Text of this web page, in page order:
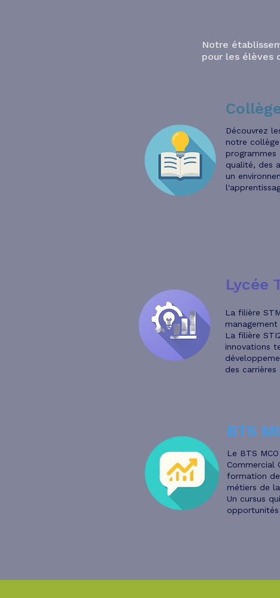
Notre
pour les élèves
Découvrez
notre
programmes
qualité, des
un
Lycée
La filière
La filière
innovations
des carrières
BTS
Le BTS
Commercial
formation
métiers de
Un cursus